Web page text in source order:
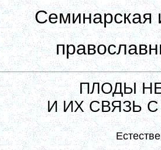
Семинарская
ПЛОДЫ
И ИХ СВЯЗЬ